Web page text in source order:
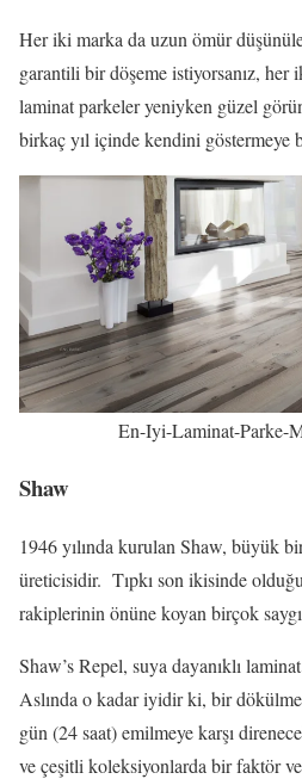
Her iki marka da uzun ömür
garantili bir döşeme istiyorsanız,
laminat parkeler yeniyken güzel
birkaç yıl içinde kendini göstermeye
En-Iyi-Laminat-Parke-
Shaw
1946 yılında kurulan Shaw, büyük
üreticisidir. Tıpkı son ikisinde
rakiplerinin önüne koyan birçok
Shaw’s Repel, suya dayanıklı
Aslında o kadar iyidir ki, bir
gün (24 saat) emilmeye karşı
ve çeşitli koleksiyonlarda bir faktör